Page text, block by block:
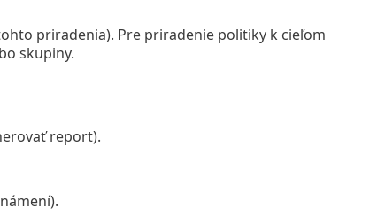
priradenia). Pre priradenie politiky k cieľom
skupiny.
report).